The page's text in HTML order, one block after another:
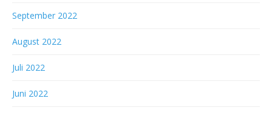
September 2022
August 2022
Juli 2022
Juni 2022